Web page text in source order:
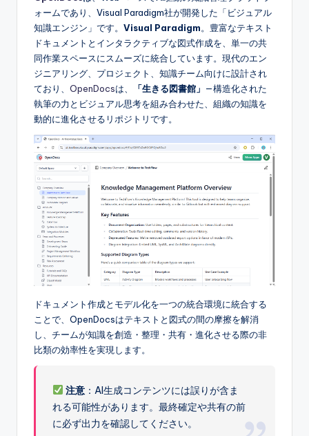
S
w
ォームであり、Visual Paradigm社が開発した「ビジュアル
知識エンジン」です。 Visual Paradigm。豊富なテキスト
ドキュメントとインタラクティブな図式作成を、単一の共
同作業スペースにスムーズに統合しています。現代のエン
ジニアリング、プロジェクト、知識チーム向けに設計され
ており、 OpenDocsは、 「生きる図書館」 —構造化された
執筆の力とビジュアル思考を組み合わせた、組織の知識を
動的に進化させるリポジトリです。
ドキュメント作成とモデル化を一つの統合環境に統合する
ことで、OpenDocsはテキストと図式の間の摩擦を解消
し、チームが知識を創造・整理・共有・進化させる際の非
比類の効率性を実現します。
注意 ：AI生成コンテンツには誤りが含ま
れる可能性があります。最終確定や共有の前
に必ず出力を確認してください。